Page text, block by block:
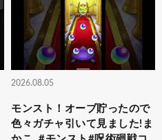
2026.08.05
モンスト！オーブ貯ったので
色々ガチャ引いて見ました!ま